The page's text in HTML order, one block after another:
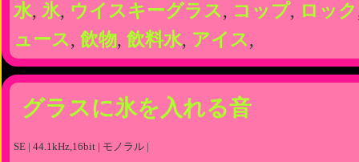
水, 氷, ウイスキーグラス, コップ, ロック
ュース, 飲物, 飲料水, アイス,
グラスに氷を入れる音
SE | 44.1kHz,16bit | モノラル |